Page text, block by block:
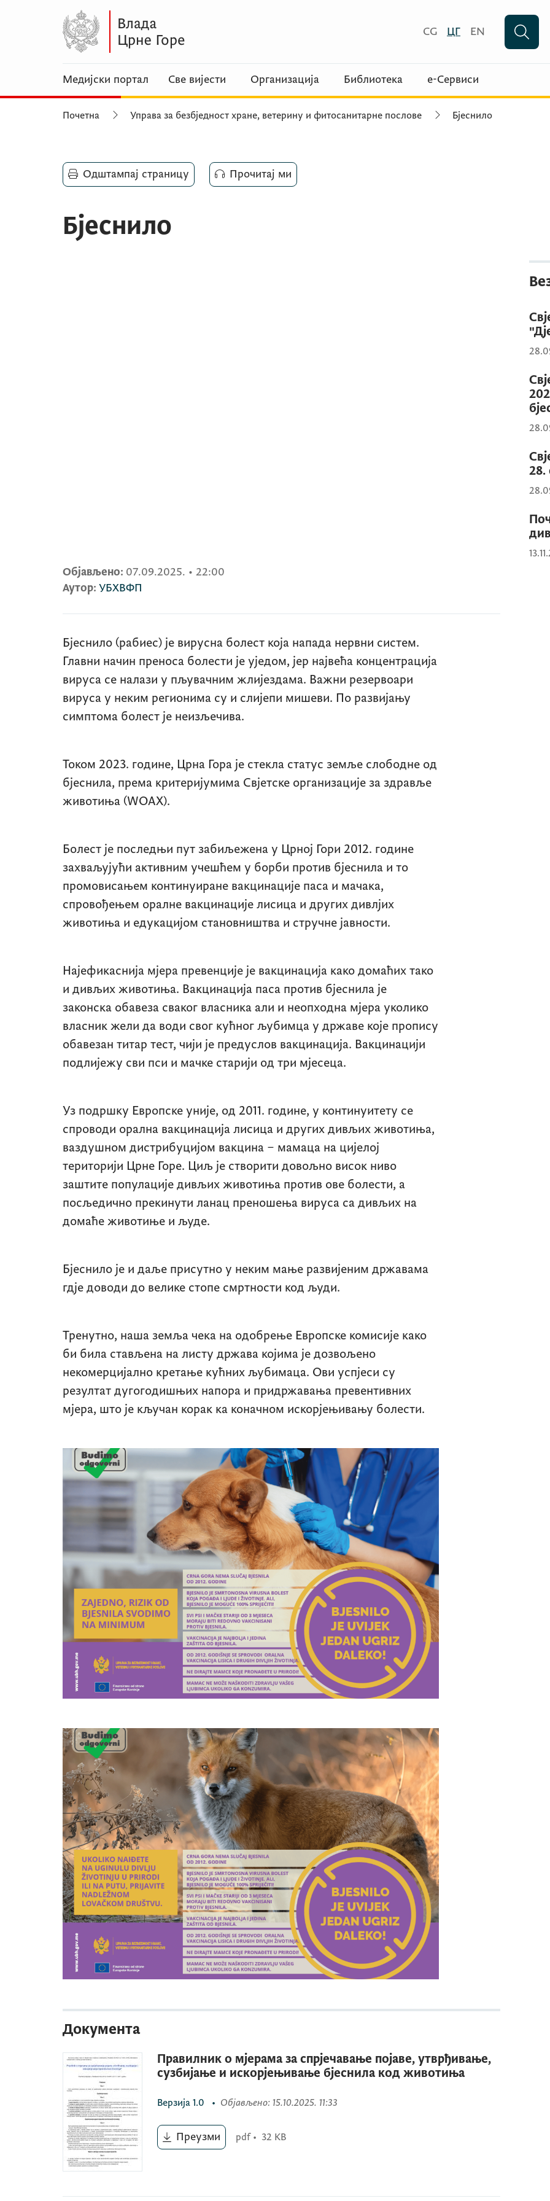
CG ЦГ EN
Медијски портал Све вијести Организација Библиотека е-Сервиси
Почетна Управа за безбједност хране, ветерину и фитосанитарне послове Бјеснило
Одштампај страницу Прочитај ми
Бјеснило
Објављено: 07.09.2025. • 22:00
Аутор: УБХВФП
Бјеснило (рабиес) је вирусна болест која напада нервни систем.
Главни начин преноса болести је уједом, јер највећа концентрација
вируса се налази у пљувачним жлијездама. Важни резервоари
вируса у неким регионима су и слијепи мишеви. По развијању
симптома болест је неизљечива.
Током 2023. године, Црна Гора је стекла статус земље слободне од
бјеснила, према критеријумима Свјетске организације за здравље
животиња (WОАХ).
Болест је последњи пут забиљежена у Црној Гори 2012. године
захваљујући активним учешћем у борби против бјеснила и то
промовисањем континуиране вакцинације паса и мачака,
спровођењем оралне вакцинације лисица и других дивлјих
животиња и едукацијом становништва и стручне јавности.
Најефикаснија мјера превенције је вакцинација како домаћих тако
и дивљих животиња. Вакцинација паса против бјеснила је
законска обавеза сваког власника али и неопходна мјера уколико
власник жели да води свог кућног љубимца у државе које пропису
обавезан титар тест, чији је предуслов вакцинација. Вакцинацији
подлијежу сви пси и мачке старији од три мјесеца.
Уз подршку Европске уније, од 2011. године, у континуитету се
спроводи орална вакцинација лисица и других дивљих животиња,
ваздушном дистрибуцијом вакцина – мамаца на цијелој
територији Црне Горе. Циљ је створити довољно висок ниво
заштите популације дивљих животиња против ове болести, а
посљедично прекинути ланац преношења вируса са дивљих на
домаће животиње и људе.
Бјеснило је и даље присутно у неким мање развијеним државама
гдје доводи до велике стопе смртности код људи.
Тренутно, наша земља чека на одобрење Европске комисије како
би била стављена на листу држава којима је дозвољено
некомерцијално кретање кућних љубимаца. Ови успјеси су
резултат дугогодишњих напора и придржавања превентивних
мјера, што је кључан корак ка коначном искорјењивању болести.
Документа
Правилник о мјерама за спрјечавање појаве, утврђивање,
сузбијање и искорјењивање бјеснила код животиња
Верзија 1.0 • Објављено: 15.10.2025. 11:33
Преузми pdf • 32 KB
28.